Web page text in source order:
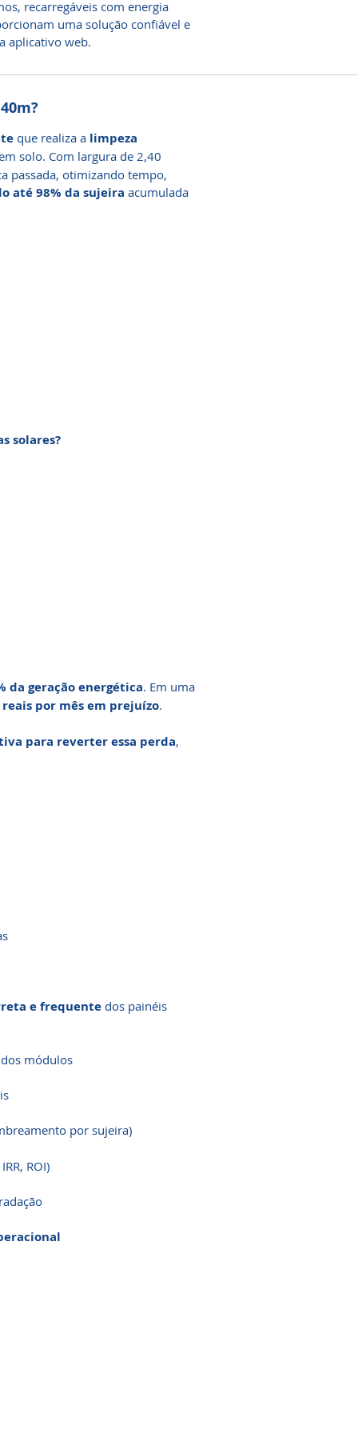
recarregáveis com energia
uma solução confiável e
aplicativo web.
que realiza a limpeza
solo. Com largura de 2,40
passada, otimizando tempo,
até 98% da sujeira acumulada
solares?
da geração energética. Em uma
por mês em prejuízo.
para reverter essa perda,
e frequente dos painéis
módulos
por sujeira)
ROI)